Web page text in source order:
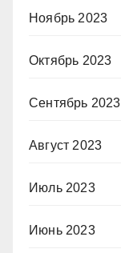
Ноябрь 2023
Октябрь 2023
Сентябрь 2023
Август 2023
Июль 2023
Июнь 2023